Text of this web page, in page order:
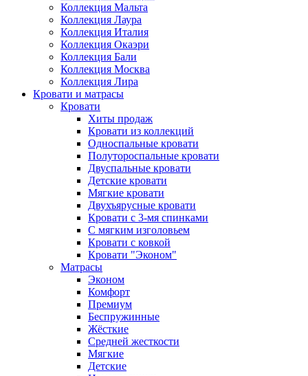
Коллекция Мальта
Коллекция Лаура
Коллекция Италия
Коллекция Окаэри
Коллекция Бали
Коллекция Москва
Коллекция Лира
Кровати и матрасы
Кровати
Хиты продаж
Кровати из коллекций
Односпальные кровати
Полутороспальные кровати
Двуспальные кровати
Детские кровати
Мягкие кровати
Двухъярусные кровати
Кровати с 3-мя спинками
С мягким изголовьем
Кровати с ковкой
Кровати "Эконом"
Матрасы
Эконом
Комфорт
Премиум
Беспружинные
Жёсткие
Средней жесткости
Мягкие
Детские